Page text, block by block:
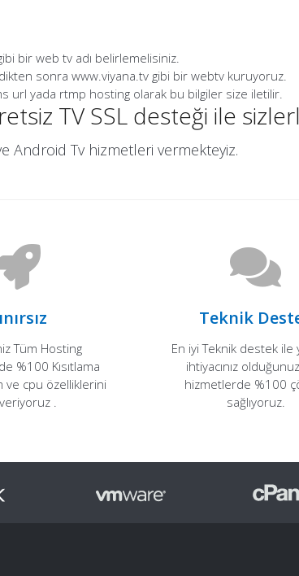
bir web tv adı belirlemelisiniz.
sonra www.viyana.tv gibi bir webtv kuruyoruz.
url yada rtmp hosting olarak bu bilgiler size iletilir.
TV SSL desteği ile
Android Tv hizmetleri vermekteyiz.
Tüm Hosting
%100 Kısıtlama
ve cpu özelliklerini
.
Teknik
En iyi Teknik destek ile
ihtiyacınız
hizmetlerde %100
sağlıyoruz.